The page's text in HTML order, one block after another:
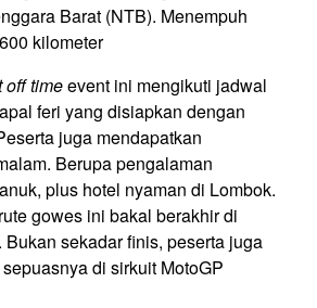
Barat (NTB). Menempuh
kilometer
off timeevent ini mengikuti jadwal
feri yang disiapkan dengan
juga mendapatkan
Berupa pengalaman
plus hotel nyaman di Lombok.
gowes ini bakal berakhir di
sekadar finis, peserta juga
di sirkuit MotoGP